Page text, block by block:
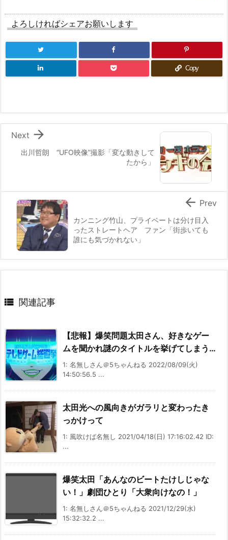
よろしければシェアお願いします
Copy
出川哲朗 “UFO映像”撮影「変な動きして
たから」

Next
カンニング竹山、プライベートは分け目入
ったストレートヘア ファン「街歩いても
誰にも気づかれない」
 Prev
 関連記事
【悲報】爆笑問題太田さん、好きなゲー
ムを聞かれ謎のタイトルを挙げてしまう…
1: 名無しさん＠5ちゃんねる 2022/08/09(火)
14:50:56.5 ...
太田光への風向きがガラリと変わったき
っかけって
1: 風吹けば名無し 2021/04/18(日) 17:16:02.42 ID:
...
爆笑太田「あんなのビートたけしじゃな
い！」劇団ひとり「大衆向けなの！」
1: 名無しさん＠5ちゃんねる 2021/12/29(水)
15:32:32.2 ...